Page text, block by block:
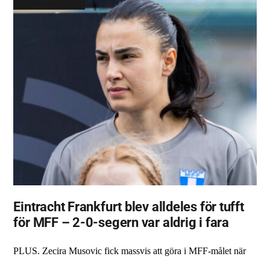
Eintracht Frankfurt blev alldeles för tufft
för MFF – 2-0-segern var aldrig i fara
PLUS. Zecira Musovic fick massvis att göra i MFF-målet när